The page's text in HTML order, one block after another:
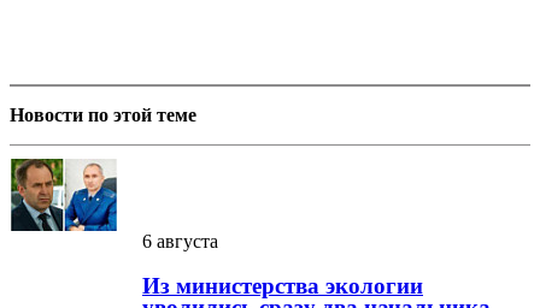
Новости по этой теме
6 августа
Из министерства экологии